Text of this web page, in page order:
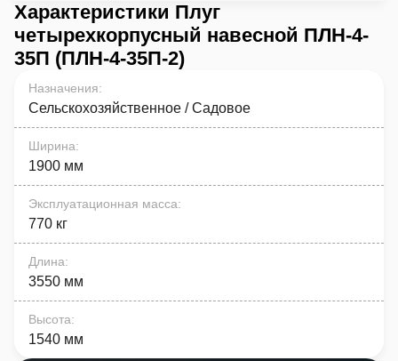
Характеристики Плуг
четырехкорпусный навесной ПЛН-4-
35П (ПЛН-4-35П-2)
Назначения:
Сельскохозяйственное / Садовое
Ширина:
1900 мм
Эксплуатационная масса:
770 кг
Длина:
3550 мм
Высота:
1540 мм